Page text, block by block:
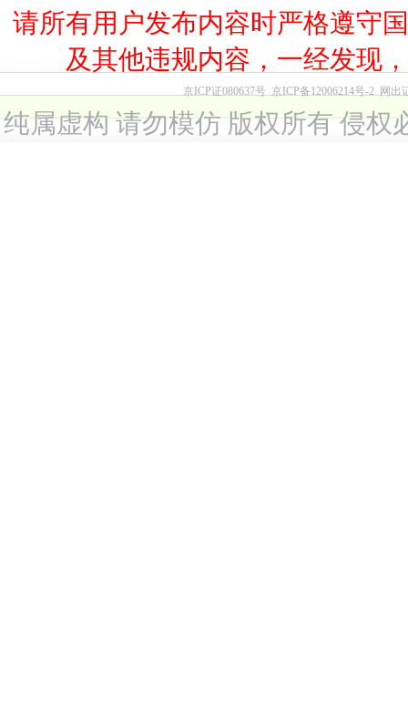
请所有用户发布内容时严格遵守
及其他违规内容，一经发现
京ICP证080637号 京ICP备12006214号-2 网出
纯属虚构 请勿模仿 版权所有 侵权